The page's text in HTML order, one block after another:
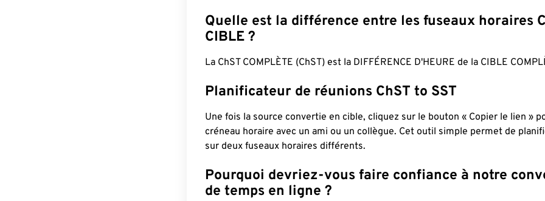
Quelle est la différence entre les fuseaux horaires
CIBLE ?
La ChST COMPLÈTE (ChST) est la DIFFÉRENCE D'HEURE de la CIBLE
Planificateur de réunions ChST to SST
Une fois la source convertie en cible, cliquez sur le bouton « Copier le lien »
créneau horaire avec un ami ou un collègue. Cet outil simple permet de
sur deux fuseaux horaires différents.
Pourquoi devriez-vous faire confiance à notre
de temps en ligne ?